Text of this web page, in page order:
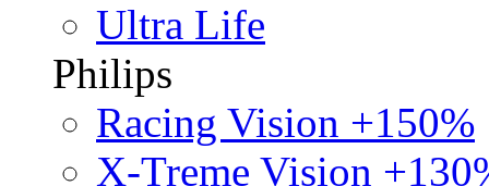
Ultra Life
Philips
Racing Vision +150%
X-Treme Vision